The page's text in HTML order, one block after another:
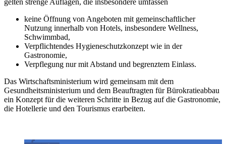
keine Öffnung von Angeboten mit gemeinschaftlicher
Nutzung innerhalb von Hotels, insbesondere Wellness,
Schwimmbad,
Verpflichtendes Hygieneschutzkonzept wie in der
Gastronomie,
Verpflegung nur mit Abstand und begrenztem Einlass.
Das Wirtschaftsministerium wird gemeinsam mit dem
Gesundheitsministerium und dem Beauftragten für Bürokratieabbau
ein Konzept für die weiteren Schritte in Bezug auf die Gastronomie,
die Hotellerie und den Tourismus erarbeiten.